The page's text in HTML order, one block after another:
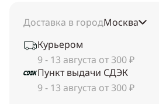
Доставка в городМосква
Курьером
9 - 13 августа от 300 ₽
Пункт выдачи СДЭК
9 - 13 августа от 300 ₽